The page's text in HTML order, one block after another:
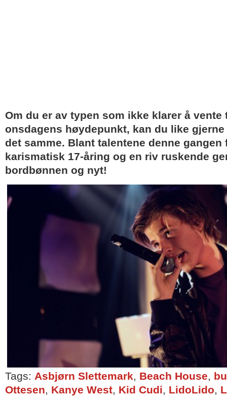
Om du er av typen som ikke klarer å vente
onsdagens høydepunkt, kan du like
det samme. Blant talentene denne gangen
karismatisk 17-åring og en riv ruskende
bordbønnen og nyt!
Tags: Asbjørn Slettemark, Beach House,
Ottesen, Kanye West, Kid Cudi, LidoLido,